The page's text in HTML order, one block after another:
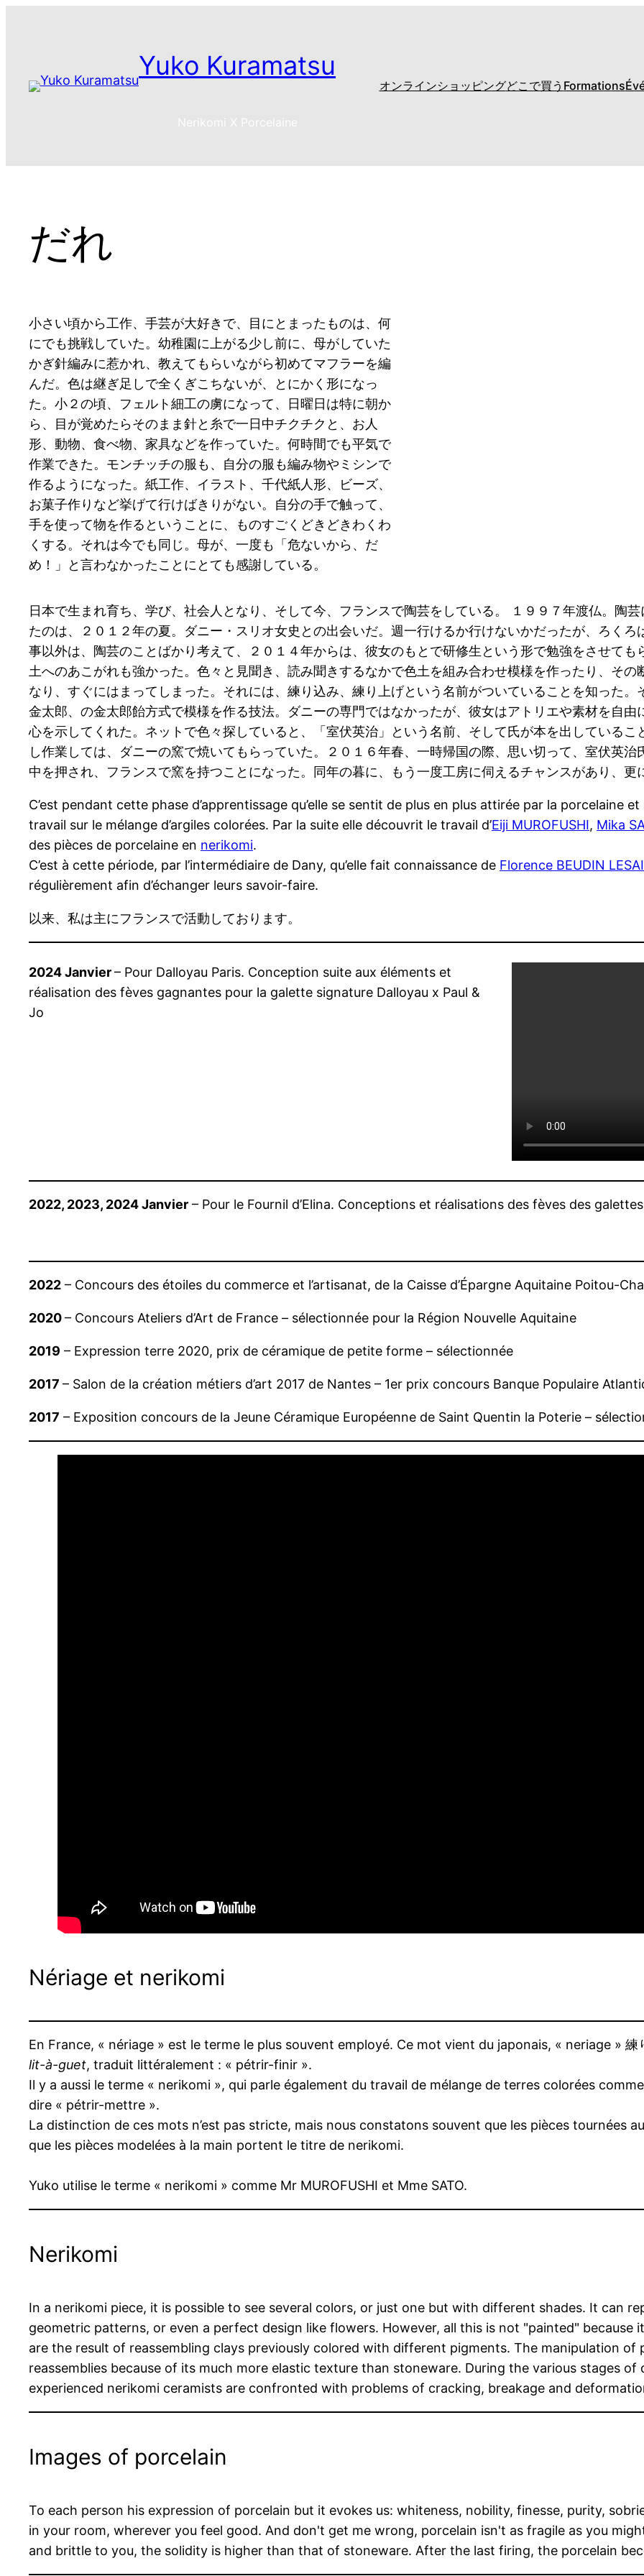
Yuko Kuramatsu
Nerikomi X Porcelaine
オンラインショッピングどこで買う Formations
だれ
小さい頃から工作、手芸が大好きで、目にとまったものは、何
にでも挑戦していた。幼稚園に上がる少し前に、母がしていた
かぎ針編みに惹かれ、教えてもらいながら初めてマフラーを編
んだ。色は継ぎ足しで全くぎこちないが、とにかく形になっ
た。小２の頃、フェルト細工の虜になって、日曜日は特に朝か
ら、目が覚めたらそのまま針と糸で一日中チクチクと、お人
形、動物、食べ物、家具などを作っていた。何時間でも平気で
作業できた。モンチッチの服も、自分の服も編み物やミシンで
作るようになった。紙工作、イラスト、千代紙人形、ビーズ、
お菓子作りなど挙げて行けばきりがない。自分の手で触って、
手を使って物を作るということに、ものすごくどきどきわくわ
くする。それは今でも同じ。母が、一度も「危ないから、だ
め！」と言わなかったことにとても感謝している。
日本で生まれ育ち、学び、社会人となり、そして今、フランスで陶芸をしている。 １９９７年渡仏。陶
たのは、２０１２年の夏。ダニー・スリオ女史との出会いだ。週一行けるか行けないかだったが、ろく
事以外は、陶芸のことばかり考えて、２０１４年からは、彼女のもとで研修生という形で勉強をさせて
土へのあこがれも強かった。色々と見聞き、読み聞きするなかで色土を組み合わせ模様を作ったり、そ
なり、すぐにはまってしまった。それには、練り込み、練り上げという名前がついていることを知った
金太郎、の金太郎飴方式で模様を作る技法。ダニーの専門ではなかったが、彼女はアトリエや素材を自
心を示してくれた。ネットで色々探していると、「室伏英治」という名前、そして氏が本を出している
し作業しては、ダニーの窯で焼いてもらっていた。２０１６年春、一時帰国の際、思い切って、室伏英
中を押され、フランスで窯を持つことになった。同年の暮に、もう一度工房に伺えるチャンスがあり、更
C’est pendant cette phase d’apprentissage qu’elle se sentit de plus en plus attirée par la porcelaine
travail sur le mélange d’argiles colorées. Par la suite elle découvrit le travail d’Eiji MUROFUSHI, Mika
des pièces de porcelaine en nerikomi.
C’est à cette période, par l’intermédiaire de Dany, qu’elle fait connaissance de Florence BEUDIN
régulièrement afin d’échanger leurs savoir-faire.
以来、私は主にフランスで活動しております。
2024 Janvier– Pour Dalloyau Paris. Conception suite aux éléments et
réalisation des fèves gagnantes pour la galette signature Dalloyau x Paul &
Jo
2022, 2023, 2024 Janvier – Pour le Fournil d’Elina. Conceptions et réalisations des fèves des
2022 – Concours des étoiles du commerce et l’artisanat, de la Caisse d’Épargne Aquitaine Poitou-
2020– Concours Ateliers d’Art de France – sélectionnée pour la Région Nouvelle Aquitaine
2019 – Expression terre 2020, prix de céramique de petite forme – sélectionnée
2017 – Salon de la création métiers d’art 2017 de Nantes – 1er prix concours Banque Populaire
2017 – Exposition concours de la Jeune Céramique Européenne de Saint Quentin la Poterie –
Nériage et nerikomi
En France, « nériage » est le terme le plus souvent employé. Ce mot vient du japonais, « neriage »
lit-à-guet, traduit littéralement : « pétrir-finir ».
Il y a aussi le terme « nerikomi », qui parle également du travail de mélange de terres colorées
dire « pétrir-mettre ».
La distinction de ces mots n’est pas stricte, mais nous constatons souvent que les pièces tournées
que les pièces modelées à la main portent le titre de nerikomi.
Yuko utilise le terme « nerikomi » comme Mr MUROFUSHI et Mme SATO.
Nerikomi
In a nerikomi piece, it is possible to see several colors, or just one but with different shades. It can
geometric patterns, or even a perfect design like flowers. However, all this is not "painted" because
are the result of reassembling clays previously colored with different pigments. The manipulation
reassemblies because of its much more elastic texture than stoneware. During the various stages
experienced nerikomi ceramists are confronted with problems of cracking, breakage and
Images of porcelain
To each person his expression of porcelain but it evokes us: whiteness, nobility, finesse, purity,
in your room, wherever you feel good. And don't get me wrong, porcelain isn't as fragile as you
and brittle to you, the solidity is higher than that of stoneware. After the last firing, the porcelain